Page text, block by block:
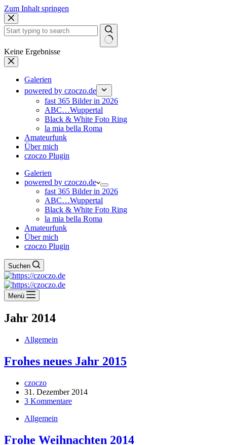
Zum Inhalt springen
Keine Ergebnisse
Galerien
powered by czoczo.de
fast 365 Bilder in 2026
ABC…Wuppertal
Black & White Foto Ring
la mia bella Roma
Amateurfunk
Über mich
czoczo Plugin
Galerien
powered by czoczo.de
fast 365 Bilder in 2026
ABC…Wuppertal
Black & White Foto Ring
la mia bella Roma
Amateurfunk
Über mich
czoczo Plugin
Suchen
Menü
Jahr 2014
Allgemein
Frohes neues Jahr 2015
czoczo
31. Dezember 2014
3 Kommentare
Allgemein
Frohe Weihnachten 2014